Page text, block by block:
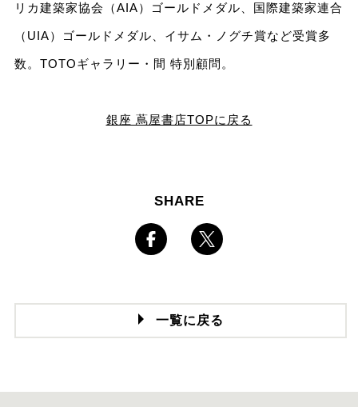
リカ建築家協会（AIA）ゴールドメダル、国際建築家連合
（UIA）ゴールドメダル、イサム・ノグチ賞など受賞多
数。TOTOギャラリー・間 特別顧問。
銀座 蔦屋書店TOPに戻る
SHARE
一覧に戻る